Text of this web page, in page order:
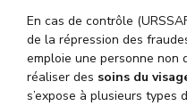
En cas de contrôle
de la répression des
emploie une personne non
réaliser des soins du
s’expose à plusieurs types